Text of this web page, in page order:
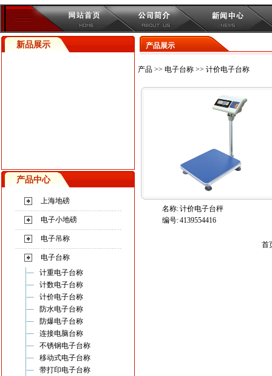
新品展示
产品中心
上海地磅
电子小地磅
电子吊称
电子台称
计重电子台称
计数电子台称
计价电子台称
防水电子台称
防爆电子台称
连接电脑台称
不锈钢电子台称
移动式电子台称
带打印电子台称
产品展示
产品 >> 电子台称 >> 计价电子台称
名称:计价电子台秤
编号:4139554416
首